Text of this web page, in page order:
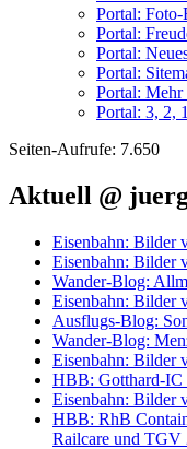
Por­tal:
Por­tal:
Por­tal:
Por­tal:
Por­tal: Mehr
Por­tal: 3, 2,
Sei­ten-Auf­ru­fe: 7.650
Aktuell @
Eisenbahn: Bilder
Eisenbahn: Bilder
Wander-Blog:
Eisenbahn: Bilder
Ausflugs-Blog:
Wander-Blog:
Eisenbahn: Bilder
HBB: Gotthard-IC
Eisenbahn: Bilder
HBB: RhB
Railcare und TGV